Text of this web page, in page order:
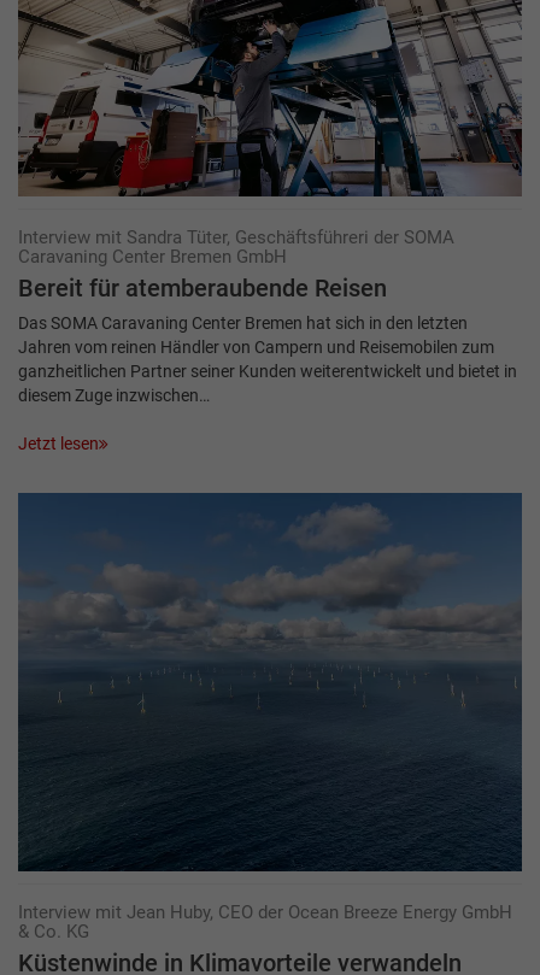
Interview mit Sandra Tüter, Geschäftsführeri der SOMA
Caravaning Center Bremen GmbH
Bereit für atemberaubende Reisen
Das SOMA Caravaning Center Bremen hat sich in den letzten
Jahren vom reinen Händler von Campern und Reisemobilen zum
ganzheitlichen Partner seiner Kunden weiterentwickelt und bietet in
diesem Zuge inzwischen…
Jetzt lesen
Interview mit Jean Huby, CEO der Ocean Breeze Energy GmbH
& Co. KG
Küstenwinde in Klimavorteile verwandeln